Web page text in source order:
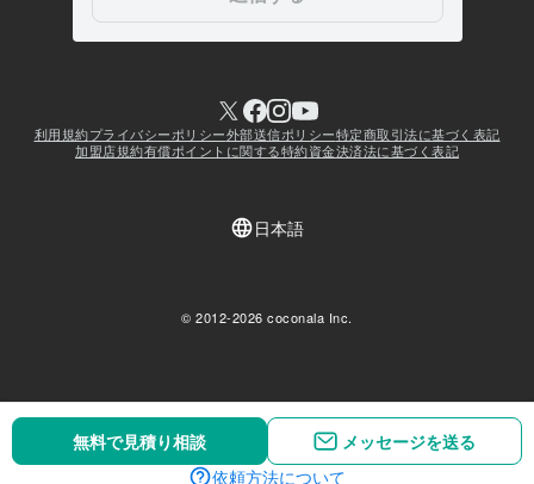
無料で見積り相談
メッセージを送る
無料で見積り相談
メッセージを送る
依頼方法について